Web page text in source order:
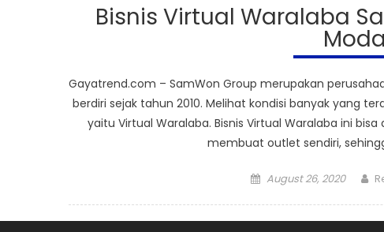
Bisnis Virtual Waralaba
Gayatrend.com – SamWon Group merupakan
berdiri sejak tahun 2010. Melihat kondisi banyak yang
yaitu Virtual Waralaba. Bisnis Virtual Waralaba ini
membuat outlet sendiri,
Posted
August 26, 2020